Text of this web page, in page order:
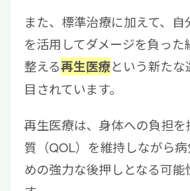
また、標準治療に加えて、
を活用してダメージを負った
整える再生医療という新た
目されています。
再生医療は、身体への負担を
質（QOL）を維持しながら
めの強力な後押しとなる可能